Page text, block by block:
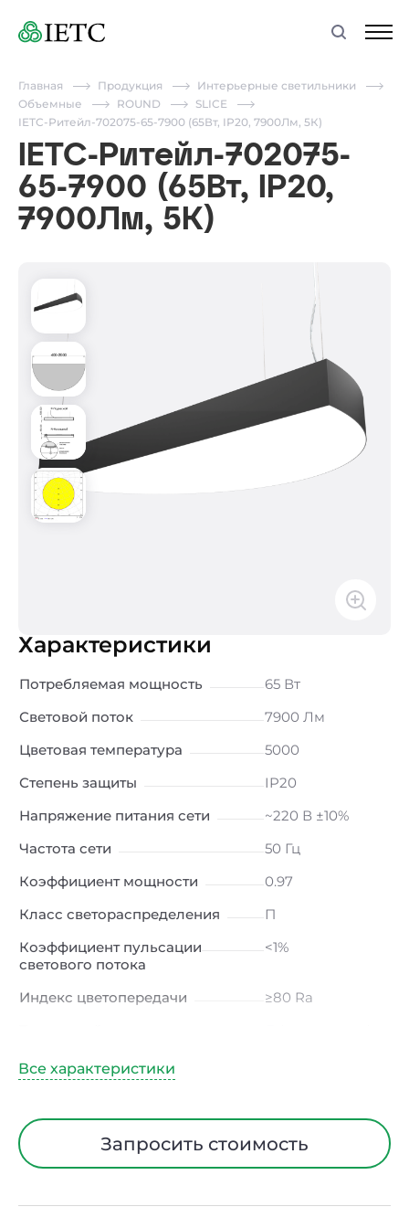
Главная Продукция
Интерьерные светильники
Объемные
ROUND
SLICE
IETC-Ритейл-702075-65-7900 (65Вт, IP20, 7900Лм, 5К)
IETC-Ритейл-702075-
65-7900 (65Вт, IP20,
7900Лм, 5К)
Характеристики
Потребляемая мощность
65 Вт
Световой поток
7900 Лм
Цветовая температура
5000
Степень защиты
IP20
Напряжение питания сети
~220 В ±10%
Частота сети
50 Гц
Коэффициент мощности
0.97
Класс светораспределения
П
Коэффициент пульсации
светового потока
<1%
Индекс цветопередачи
≥80 Ra
Угол рассеивания
Диапазон рабочих
температурЗапросить стоимость